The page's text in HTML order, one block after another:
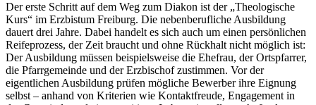
Der erste Schritt auf dem Weg zum Diakon ist der „Theologische
Kurs“ im Erzbistum Freiburg. Die nebenberufliche Ausbildung
dauert drei Jahre. Dabei handelt es sich auch um einen persönlichen
Reifeprozess, der Zeit braucht und ohne Rückhalt nicht möglich ist:
Der Ausbildung müssen beispielsweise die Ehefrau, der Ortspfarrer,
die Pfarrgemeinde und der Erzbischof zustimmen. Vor der
eigentlichen Ausbildung prüfen mögliche Bewerber ihre Eignung
selbst – anhand von Kriterien wie Kontaktfreude, Engagement in